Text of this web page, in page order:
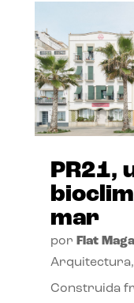
PR21,
mar
por Flat
Arquitectura,
Construida